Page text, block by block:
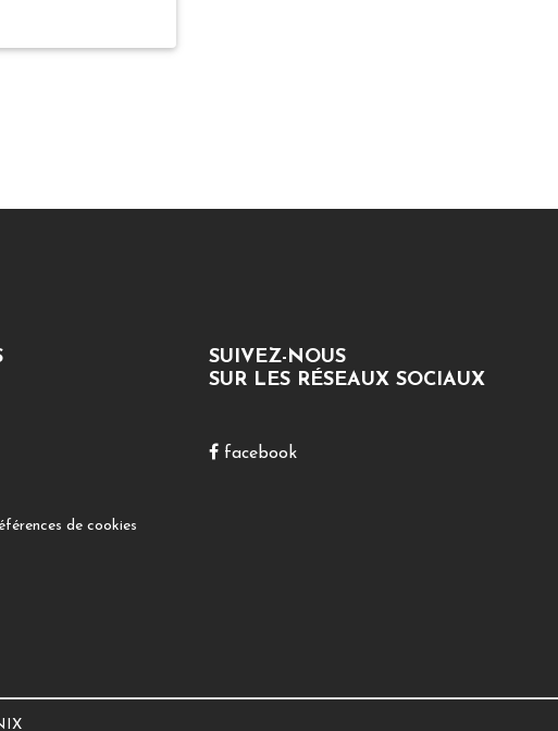
de cookies
SUIVEZ-NOUS
SUR LES RÉSEAUX SOCIAUX
facebook